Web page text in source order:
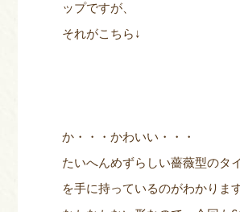
ップですが、
それがこちら↓
か・・・かわいい・・・
たいへんめずらしい薔薇型のタ
を手に持っているのがわかりま